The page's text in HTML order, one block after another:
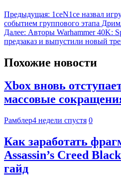
Предыдущая: 1ceN1ce назвал
событием группового этапа
Далее: Авторы Warhammer 40K:
предзаказ и выпустили новый
Похожие новости
Xbox вновь
массовые
Рамблер4 недели спустя 0
Как заработать
Assassin’s Creed
гайд